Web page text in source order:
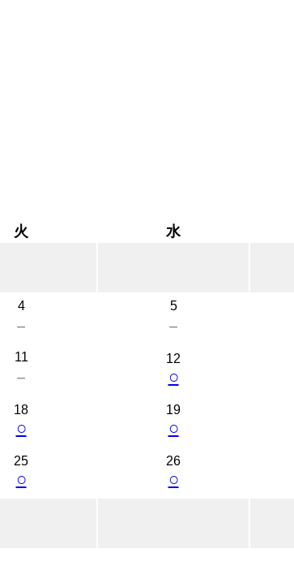
火 水
4
－
5
－
11
－
12
○
18
○
19
○
25
○
26
○